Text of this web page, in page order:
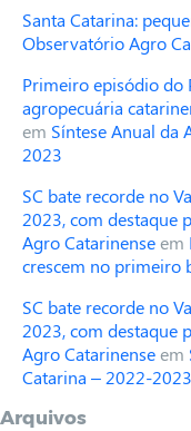
Santa Catarina:
Observatório Agro
Primeiro episódio do
agropecuária
em Síntese Anual da
2023
SC bate recorde no
2023, com destaque
Agro Catarinenseem
crescem no primeiro
SC bate recorde no
2023, com destaque
Agro Catarinenseem
Catarina – 2022-2023
Arquivos